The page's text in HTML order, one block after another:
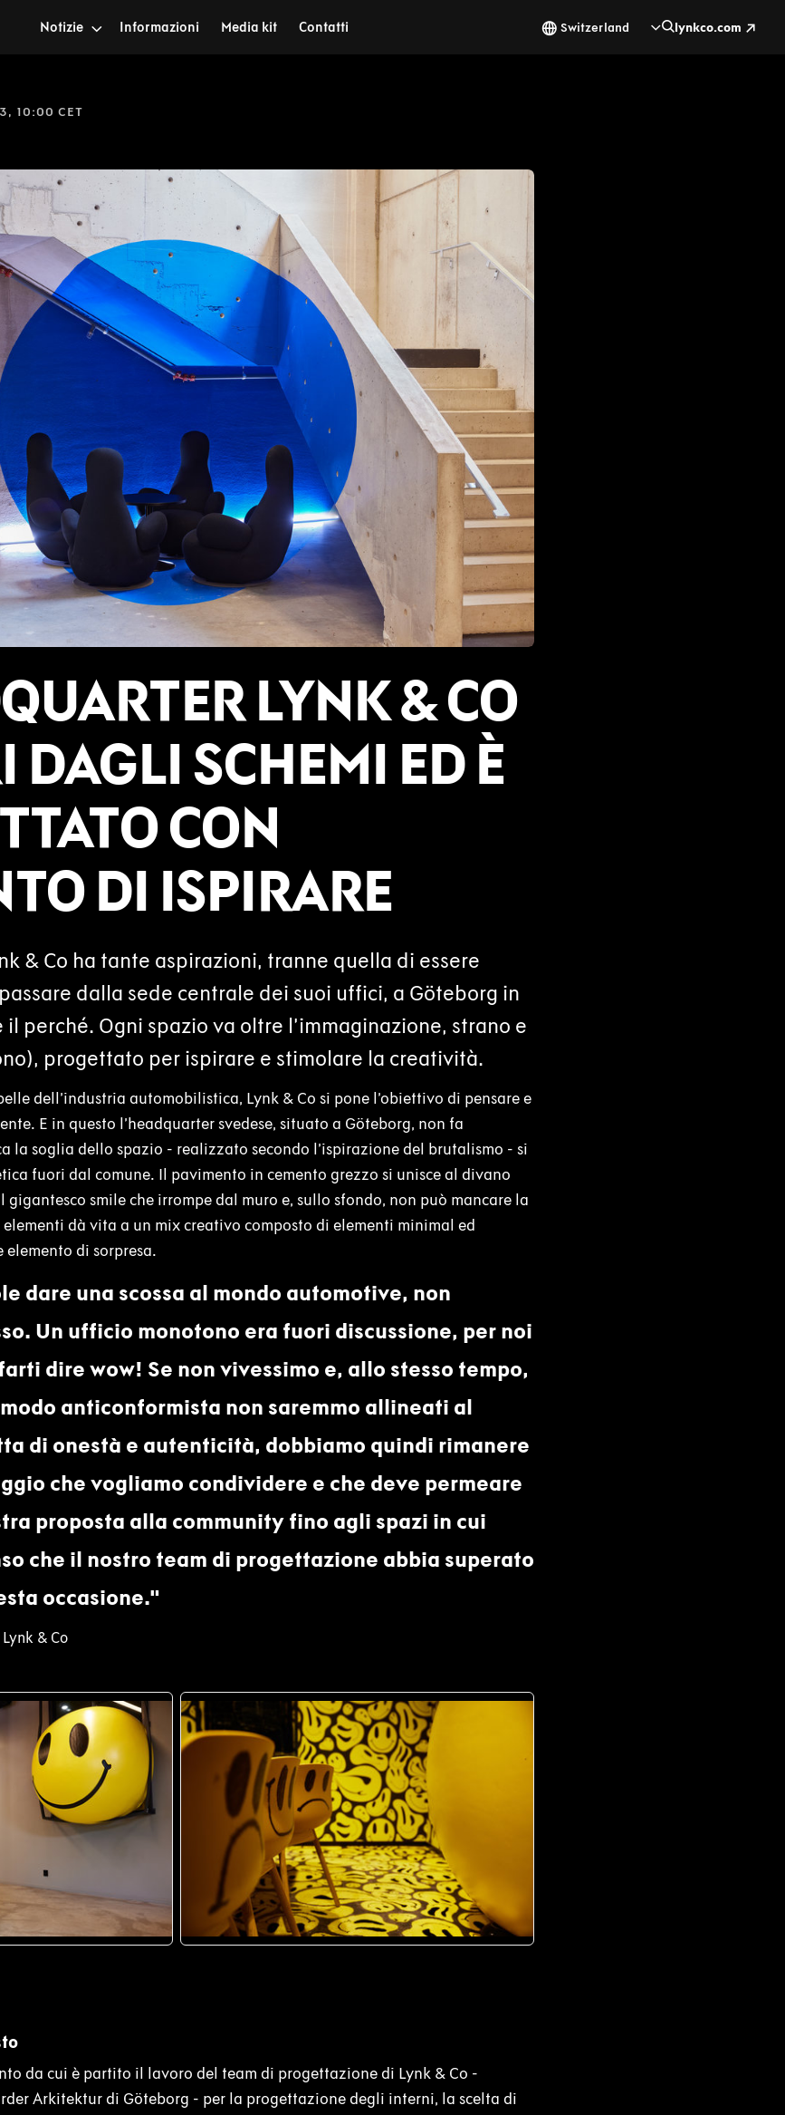
Notizie Informazioni Media kit Contatti Switzerland lynkco.com
10:00 CET
LYNK & CO
DAGLI SCHEMI ED È
CON
DI ISPIRARE
& Co ha tante aspirazioni, tranne quella di essere
dalla sede centrale dei suoi uffici, a Göteborg in
perché. Ogni spazio va oltre l’immaginazione, strano e
progettato per ispirare e stimolare la creatività.
dell’industria automobilistica, Lynk & Co si pone l’obiettivo di pensare e
E in questo l’headquarter svedese, situato a Göteborg, non fa
la soglia dello spazio - realizzato secondo l’ispirazione del brutalismo - si
fuori dal comune. Il pavimento in cemento grezzo si unisce al divano
gigantesco smile che irrompe dal muro e, sullo sfondo, non può mancare la
dà vita a un mix creativo composto di elementi minimal ed
elemento di sorpresa.
dare una scossa al mondo automotive, non
Un ufficio monotono era fuori discussione, per noi
dire wow! Se non vivessimo e, allo stesso tempo,
anticonformista non saremmo allineati al
di onestà e autenticità, dobbiamo quindi rimanere
che vogliamo condividere e che deve permeare
proposta alla community fino agli spazi in cui
che il nostro team di progettazione abbia superato
occasione.
& Co
da cui è partito il lavoro del team di progettazione di Lynk & Co -
Arkitektur di Göteborg - per la progettazione degli interni, la scelta di